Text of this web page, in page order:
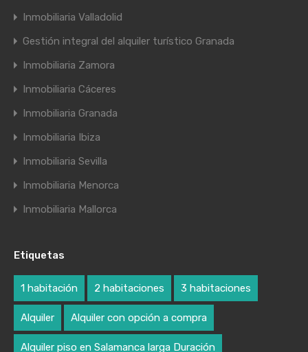
Inmobiliaria Valladolid
Gestión integral del alquiler turístico Granada
Inmobiliaria Zamora
Inmobiliaria Cáceres
Inmobiliaria Granada
Inmobiliaria Ibiza
Inmobiliaria Sevilla
Inmobiliaria Menorca
Inmobiliaria Mallorca
Etiquetas
1 habitación 2 habitaciones 3 habitaciones
Alquiler Alquiler con opción a compra
Alquiler piso en Salamanca larga Duración